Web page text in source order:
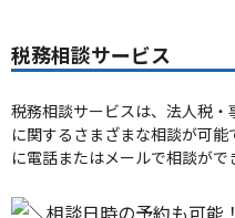
税務相談サービス
税務相談サービスは、法人税
に関するさまざまな相談が可
に電話またはメールで相談がで